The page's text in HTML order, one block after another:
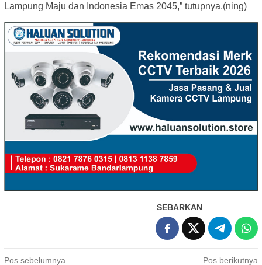
Lampung Maju dan Indonesia Emas 2045,” tutupnya.(ning)
SEBARKAN
Pos sebelumnya Pos berikutnya